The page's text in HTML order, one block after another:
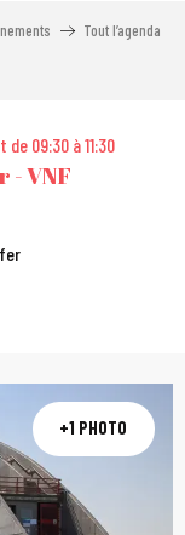
Tout l’agenda
de 09:30 à 11:30
- VNF
+1 PHOTO